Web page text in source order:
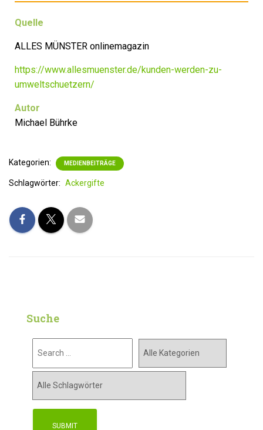
Quelle
ALLES MÜNSTER onlinemagazin
https://www.allesmuenster.de/kunden-werden-zu-
umweltschuetzern/
Autor
Michael Bührke
Kategorien: MEDIENBEITRÄGE
Schlagwörter: Ackergifte
Suche